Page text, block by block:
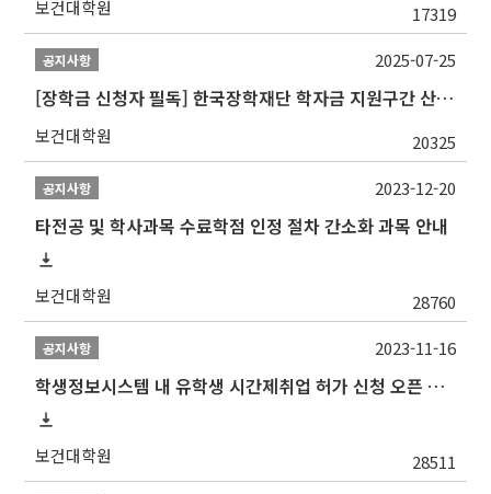
보건대학원 17319
공지사항
[장학금 신청자 필독] 한국장학재단 학자금 지원구간 산정 권고
보건대학원 20325
2025-07-25
공지사항
타전공 및 학사과목 수료학점 인정 절차 간소화 과목 안내
보건대학원 28760
2023-12-20
공지사항
학생정보시스템 내 유학생 시간제취업 허가 신청 오픈 안내
보건대학원 28511
2023-11-16